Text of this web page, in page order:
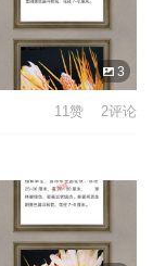
3
11赞 2评论